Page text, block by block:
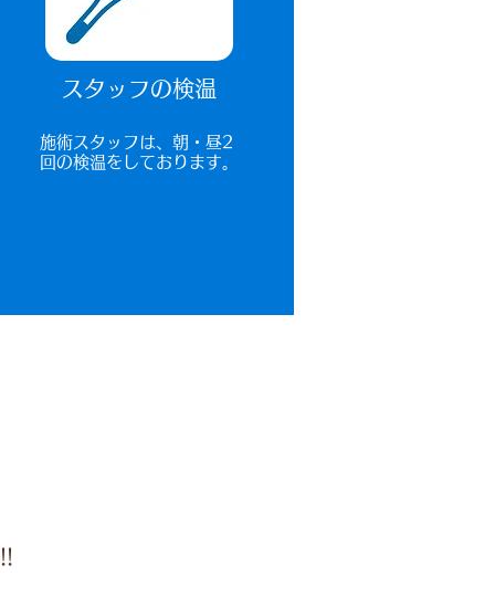
スタッフの検温
​施術スタッフは、朝・昼2
回の検温をしております。